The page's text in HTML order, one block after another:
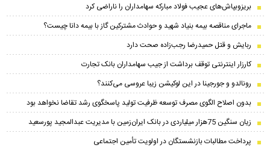
بریزوبپاش‌های عجیب فولاد مبارکه سهامداران را ناراضی کرد
ماجرای مناقصه بیمه بنیاد شهید و حوادث مشترکین گاز با بیمه دانا چیست؟
ربایش و قتل حمیدرضا رجب‌زاده صحت دارد
کارزار اینترنتی توقف برداشت از جیب سهامداران بانک تجارت
رونالدو و جورجینا در این لوکیشن زیبا عروسی می‌کنند؟
بدون اصلاح الگوی مصرف توسعه ظرفیت تولید پاسخگوی رشد تقاضا نخواهد بود
زیان سنگین 75هزار میلیاردی در بانک ایران‌زمین با مدیریت عبدالمجید پورسعید
پرداخت مطالبات بازنشستگان در اولویت تأمین اجتماعی